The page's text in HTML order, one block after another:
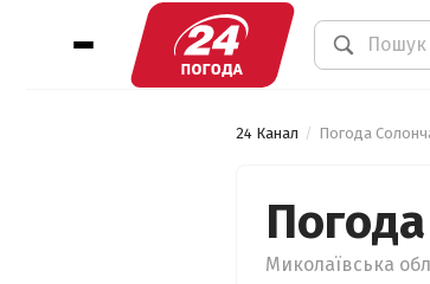
24 Канал Погода
Миколаївська